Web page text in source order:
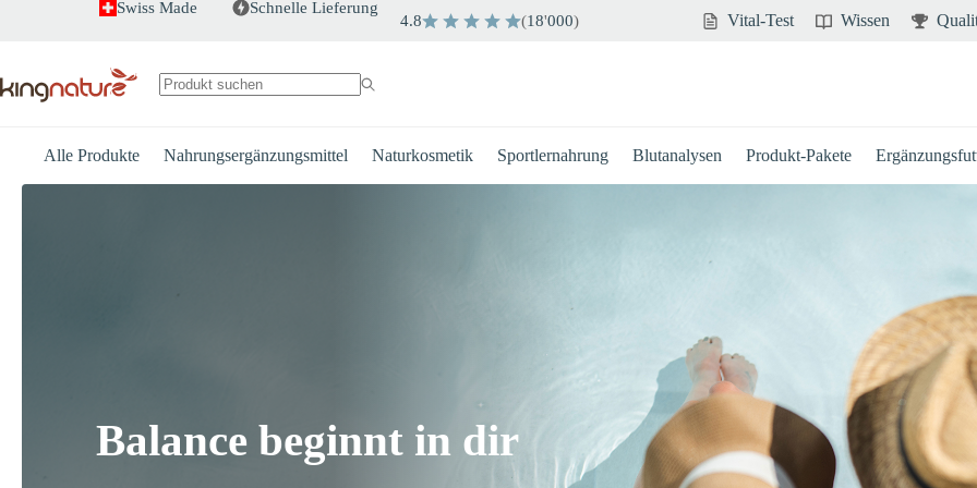
Swiss Made Schnelle Lieferung
4.8 (18'000) Vital-Test Wissen
Alle Produkte Nahrungsergänzungsmittel Naturkosmetik Sportlernahrung Blutanalysen Produkt-Pakete
Balance beginnt in dir